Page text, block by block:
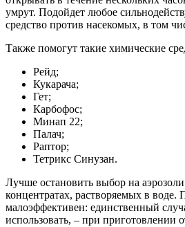
умрут. Подойдет любое
средство против насекомых, в том
Также помогут такие химические
Рейд;
Кукарача;
Гет;
Карбофос;
Минап 22;
Палач;
Раптор;
Тетрикс Синузан.
Лучше остановить выбор на
концентратах, растворяемых в воде.
малоэффективен: единственный
использовать, – при приготовлении